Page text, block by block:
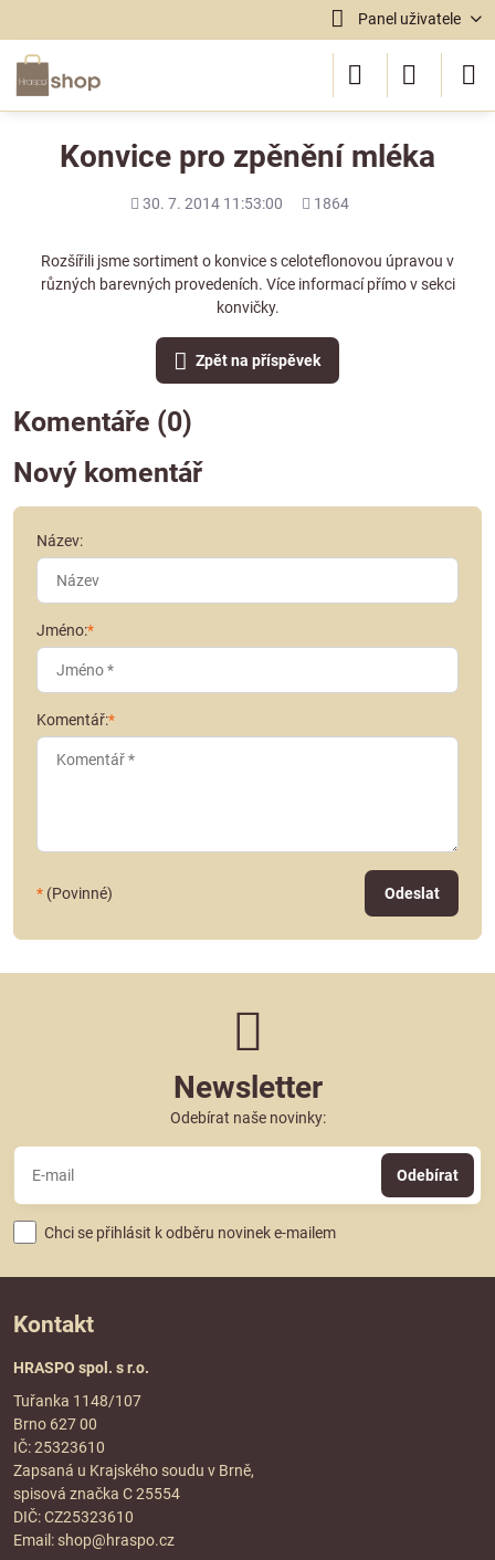
Panel uživatele
Konvice pro zpěnění mléka
Přidáno
30. 7. 2014 11:53:00
Počet
1864
Rozšířili jsme sortiment o konvice s celoteflonovou úpravou v
různých barevných provedeních. Více informací přímo v sekci
konvičky.
Zpět na příspěvek
Komentáře (0)
Nový komentář
Název:
Jméno:*
Komentář:*
* (Povinné) Odeslat
Newsletter
Odebírat naše novinky:
Odebírat
Chci se přihlásit k odběru novinek e-mailem
Kontakt
HRASPO spol. s r.o.
Tuřanka 1148/107
Brno 627 00
IČ: 25323610
Zapsaná u Krajského soudu v Brně,
spisová značka C 25554
DIČ: CZ25323610
Email: shop@hraspo.cz